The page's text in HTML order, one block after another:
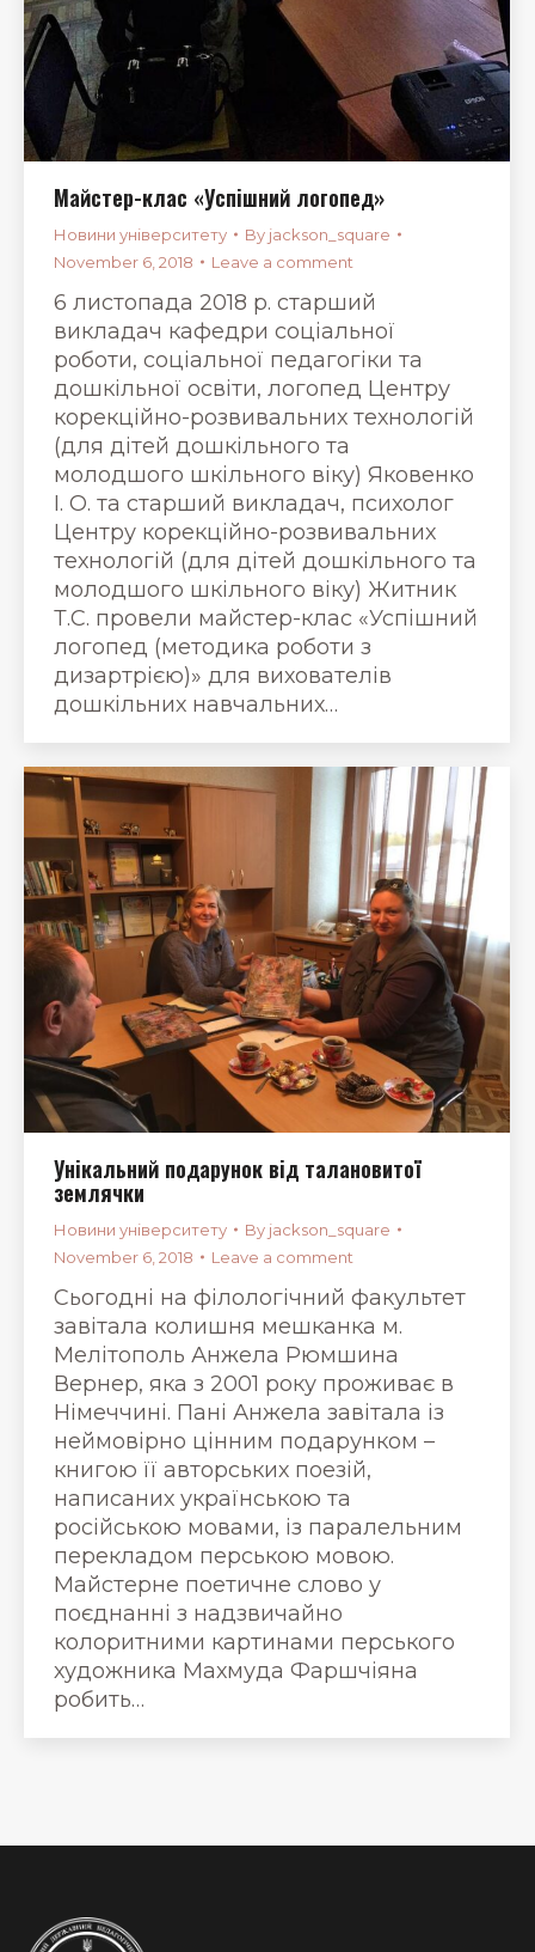
Майстер-клас «Успішний логопед»
Новини університету By jackson_square
November 6, 2018
Leave a comment
6 листопада 2018 р. старший
викладач кафедри соціальної
роботи, соціальної педагогіки та
дошкільної освіти, логопед Центру
корекційно-розвивальних технологій
(для дітей дошкільного та
молодшого шкільного віку) Яковенко
І. О. та старший викладач, психолог
Центру корекційно-розвивальних
технологій (для дітей дошкільного та
молодшого шкільного віку) Житник
Т.С. провели майстер-клас «Успішний
логопед (методика роботи з
дизартрією)» для вихователів
дошкільних навчальних…
Унікальний подарунок від талановитої
землячки
Новини університету By jackson_square
November 6, 2018
Leave a comment
Сьогодні на філологічний факультет
завітала колишня мешканка м.
Мелітополь Анжела Рюмшина
Вернер, яка з 2001 року проживає в
Німеччині. Пані Анжела завітала із
неймовірно цінним подарунком –
книгою її авторських поезій,
написаних українською та
російською мовами, із паралельним
перекладом перською мовою.
Майстерне поетичне слово у
поєднанні з надзвичайно
колоритними картинами перського
художника Махмуда Фаршчіяна
робить…